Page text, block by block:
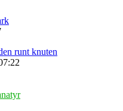
runt knuten